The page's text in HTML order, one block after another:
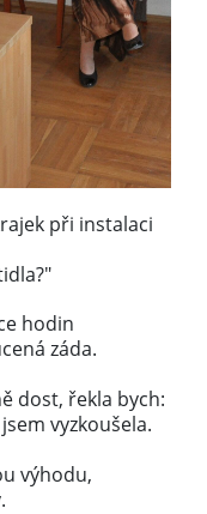
při instalaci
hodin
záda.
dost, řekla bych:
vyzkoušela.
výhodu,